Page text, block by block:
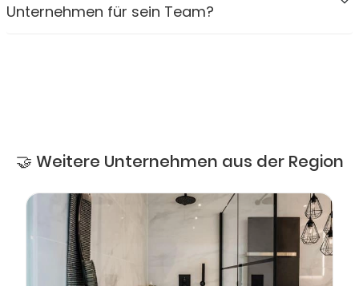
Unternehmen für sein Team?
🤝 Weitere Unternehmen aus der Region